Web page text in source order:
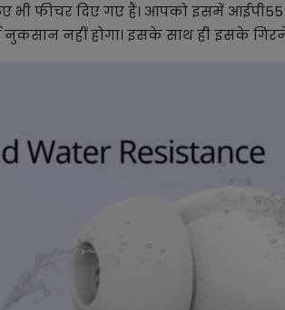
भी फीचर दिए गए हैं। आपको इसमें
नहीं होगा। इसके साथ ही इसके